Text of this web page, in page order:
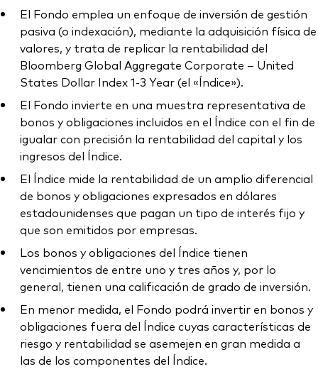
El Fondo emplea un enfoque de inversión de gestión
pasiva (o indexación), mediante la adquisición física de
valores, y trata de replicar la rentabilidad del
Bloomberg Global Aggregate Corporate – United
States Dollar Index 1-3 Year (el «Índice»).
El Fondo invierte en una muestra representativa de
bonos y obligaciones incluidos en el Índice con el fin de
igualar con precisión la rentabilidad del capital y los
ingresos del Índice.
El Índice mide la rentabilidad de un amplio diferencial
de bonos y obligaciones expresados en dólares
estadounidenses que pagan un tipo de interés fijo y
que son emitidos por empresas.
Los bonos y obligaciones del Índice tienen
vencimientos de entre uno y tres años y, por lo
general, tienen una calificación de grado de inversión.
En menor medida, el Fondo podrá invertir en bonos y
obligaciones fuera del Índice cuyas características de
riesgo y rentabilidad se asemejen en gran medida a
las de los componentes del Índice.